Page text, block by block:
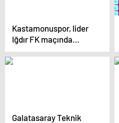
Kastamonuspor, lider
Iğdır FK maçında
galibiyet hedefliyor
Galatasaray Teknik